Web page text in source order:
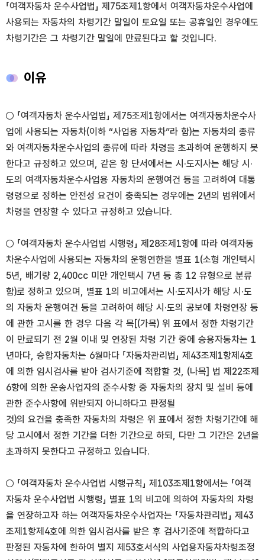
「여객자동차 운수사업법」 제75조제1항에서 여객자동차운수사업에
사용되는 자동차의 차령기간 말일이 토요일 또는 공휴일인 경우에도
차령기간은 그 차령기간 말일에 만료된다고 할 것입니다.
이유
○ 「여객자동차 운수사업법」 제75조제1항에서는 여객자동차운수사
업에 사용되는 자동차(이하 “사업용 자동차”라 함)는 자동차의 종류
와 여객자동차운수사업의 종류에 따라 차령을 초과하여 운행하지 못
한다고 규정하고 있으며, 같은 항 단서에서는 시·도지사는 해당 시·
도의 여객자동차운수사업용 자동차의 운행여건 등을 고려하여 대통
령령으로 정하는 안전성 요건이 충족되는 경우에는 2년의 범위에서
차령을 연장할 수 있다고 규정하고 있습니다.
○ 「여객자동차 운수사업법 시행령」 제28조제1항에 따라 여객자동
차운수사업에 사용되는 자동차의 운행연한을 별표 1(소형 개인택시
5년, 배기량 2,400cc 미만 개인택시 7년 등 총 12 유형으로 분류
함)로 정하고 있으며, 별표 1의 비고에서는 시·도지사가 해당 시·도
의 자동차 운행여건 등을 고려하여 해당 시·도의 공보에 차령연장 등
에 관한 고시를 한 경우 다음 각 목[(가목) 위 표에서 정한 차령기간
이 만료되기 전 2월 이내 및 연장된 차령 기간 중에 승용자동차는 1
년마다, 승합자동차는 6월마다 「자동차관리법」 제43조제1항제4호
에 의한 임시검사를 받아 검사기준에 적합할 것, (나목] 법 제22조제
6항에 의한 운송사업자의 준수사항 중 자동차의 장치 및 설비 등에
관한 준수사항에 위반되지 아니하다고 판정될
것)의 요건을 충족한 자동차의 차령은 위 표에서 정한 차령기간에 해
당 고시에서 정한 기간을 더한 기간으로 하되, 다만 그 기간은 2년을
초과하지 못한다고 규정하고 있습니다.
○ 「여객자동차 운수사업법 시행규칙」 제103조제1항에서는 「여객
자동차 운수사업법 시행령」 별표 1의 비고에 의하여 자동차의 차령
을 연장하고자 하는 여객자동차운수사업자는 「자동차관리법」 제43
조제1항제4호에 의한 임시검사를 받은 후 검사기준에 적합하다고
판정된 자동차에 한하여 별지 제53호서식의 사업용자동차차령조정